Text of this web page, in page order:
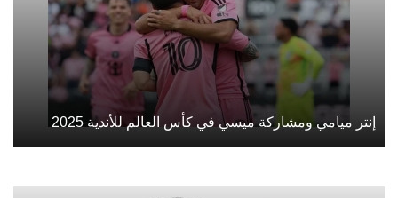
إنتر ميامي ومشاركة ميسي في كأس العالم للأندية 2025